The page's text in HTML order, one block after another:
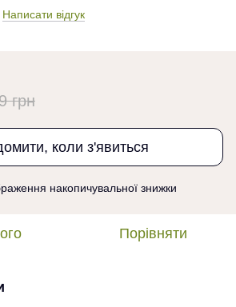
Написати відгук
грн
коли з'явиться
накопичувальної знижки
Порівняти